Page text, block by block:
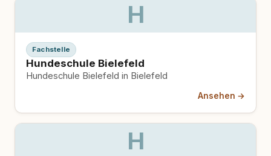
H
Fachstelle
Hundeschule Bielefeld
Hundeschule Bielefeld in Bielefeld
Ansehen →
H